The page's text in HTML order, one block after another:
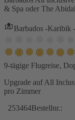
& Spa oder The
Barbados -Karibik
9-tägige Flugreise,
Upgrade auf All
pro Zimmer
253464Bestellnr.: